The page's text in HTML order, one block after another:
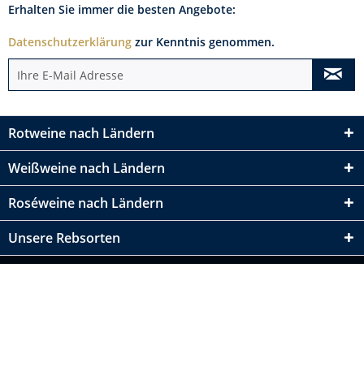
Erhalten Sie immer die besten Angebote:
Datenschutzerklärung zur Kenntnis genommen.
Rotweine nach Ländern
Weißweine nach Ländern
Roséweine nach Ländern
Unsere Rebsorten